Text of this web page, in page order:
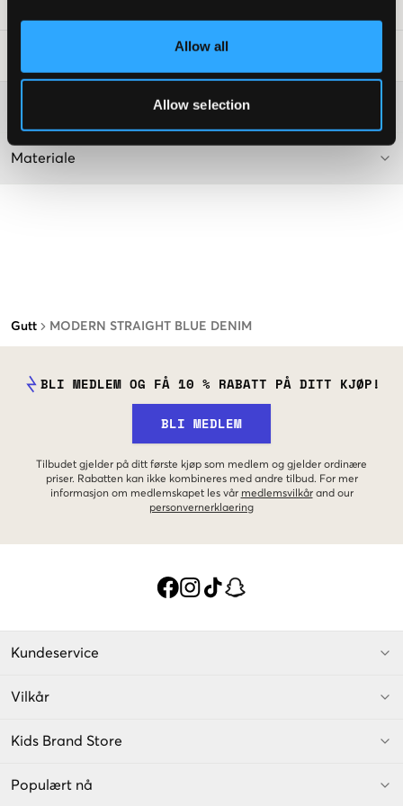
Allow all
Allow selection
Gutt MODERN STRAIGHT BLUE DENIM
Materiale
BLI MEDLEM OG FÅ 10 % RABATT PÅ DITT KJØP!
BLI MEDLEM
Tilbudet gjelder på ditt første kjøp som medlem og gjelder ordinære
priser. Rabatten kan ikke kombineres med andre tilbud. For mer
informasjon om medlemskapet les vår medlemsvilkår and our
personvernerklaering
Kundeservice
Vilkår
Kids Brand Store
Populært nå